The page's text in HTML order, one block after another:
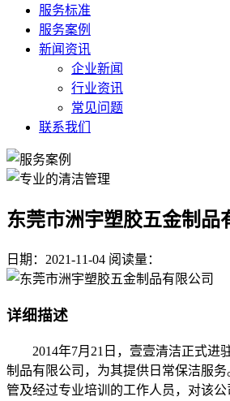
服务标准
服务案例
新闻资讯
企业新闻
行业资讯
常见问题
联系我们
东莞市洲宇塑胶五金制品
日期：2021-11-04 阅读量：
详细描述
2014年7月21日，壹壹清洁正式进
制品有限公司，为其提供日常保洁服
管及经过专业培训的工作人员，对该